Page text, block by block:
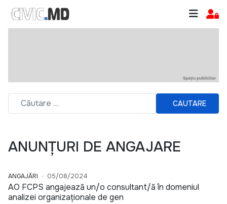
CAUTARE
ANUNȚURI DE ANGAJARE
ANGAJĂRI 05/08/2024
AO FCPS angajează un/o consultant/ă în domeniul
analizei organizaționale de gen